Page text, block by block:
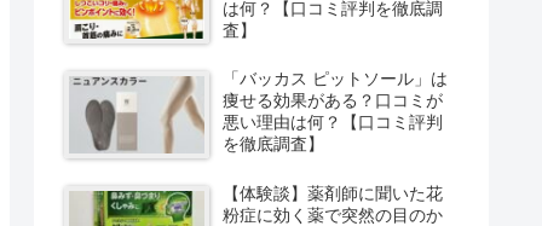
は何？【口コミ評判を徹底調
査】
「バッカス ピットソール」は
痩せる効果がある？口コミが
悪い理由は何？【口コミ評判
を徹底調査】
【体験談】薬剤師に聞いた花
粉症に効く薬で突然の目のか